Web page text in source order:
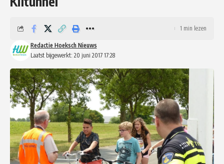
Laatst bijgewerkt: 20 juni 2017 17:28
Redactie Hoeksch Nieuws
1 min lezen